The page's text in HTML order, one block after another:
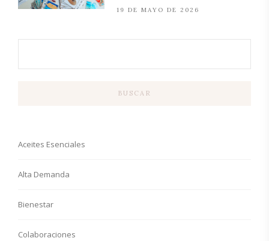
19 DE MAYO DE 2026
BUSCAR
Aceites Esenciales
Alta Demanda
Bienestar
Colaboraciones